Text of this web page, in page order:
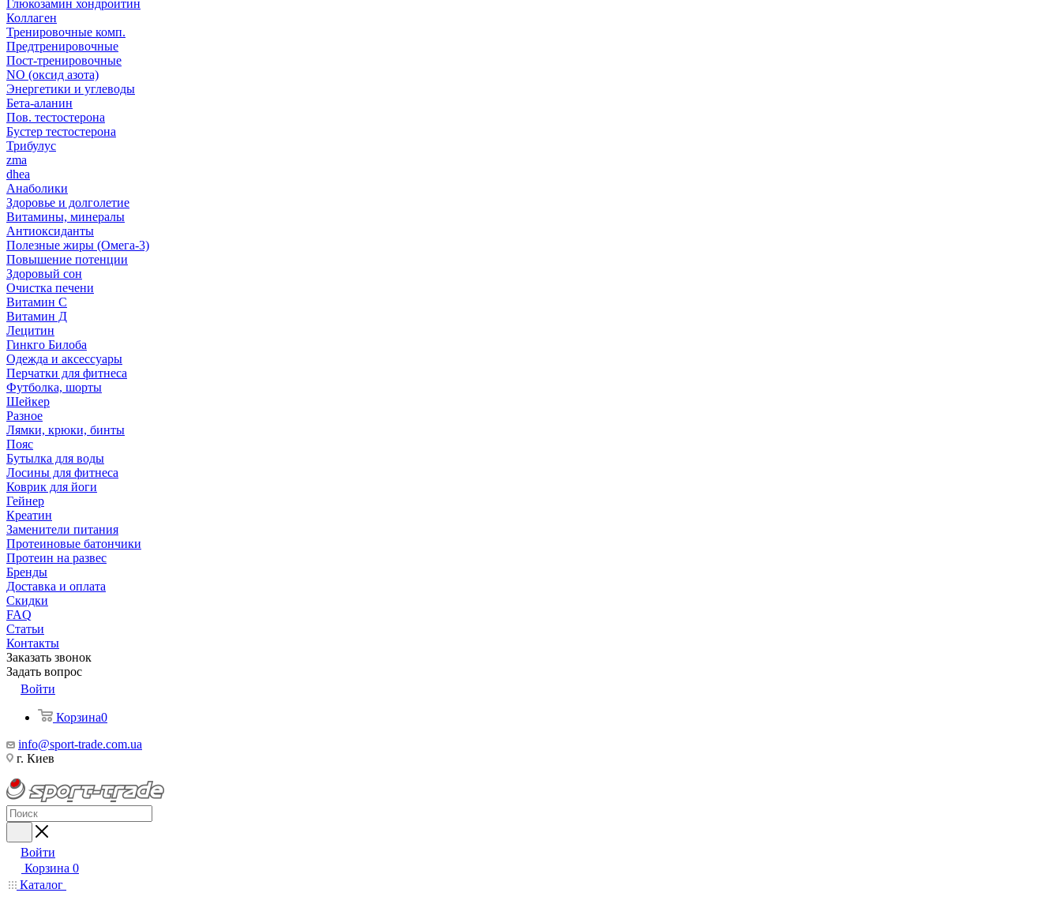
Глюкозамин хондроитин
Коллаген
Тренировочные комп.
Предтренировочные
Пост-тренировочные
NO (оксид азота)
Энергетики и углеводы
Бета-аланин
Пов. тестостерона
Бустер тестостерона
Трибулус
zma
dhea
Анаболики
Здоровье и долголетие
Витамины, минералы
Антиоксиданты
Полезные жиры (Омега-3)
Повышение потенции
Здоровый сон
Очистка печени
Витамин С
Витамин Д
Лецитин
Гинкго Билоба
Одежда и аксессуары
Перчатки для фитнеса
Футболка, шорты
Шейкер
Разное
Лямки, крюки, бинты
Пояс
Бутылка для воды
Лосины для фитнеса
Коврик для йоги
Гейнер
Креатин
Заменители питания
Протеиновые батончики
Протеин на развес
Бренды
Доставка и оплата
Скидки
FAQ
Статьи
Контакты
Заказать звонок
Задать вопрос
Войти
Корзина0
info@sport-trade.com.ua
г. Киев
Войти
Корзина 0
Каталог